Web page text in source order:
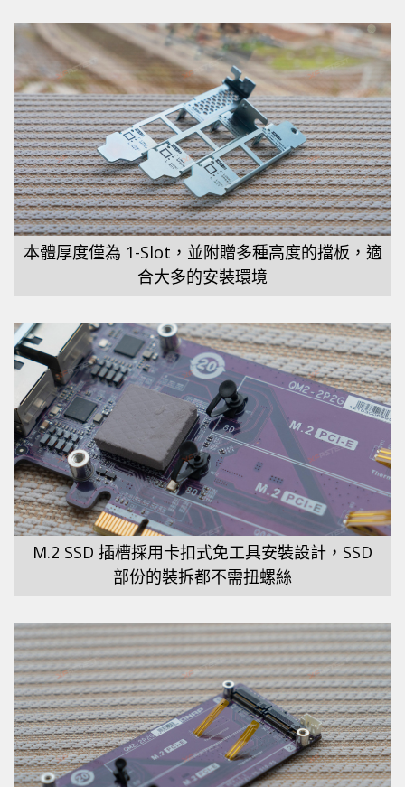
本體厚度僅為 1-Slot，並附贈多種高度的擋板，適
合大多的安裝環境
M.2 SSD 插槽採用卡扣式免工具安裝設計，SSD
部份的裝拆都不需扭螺絲